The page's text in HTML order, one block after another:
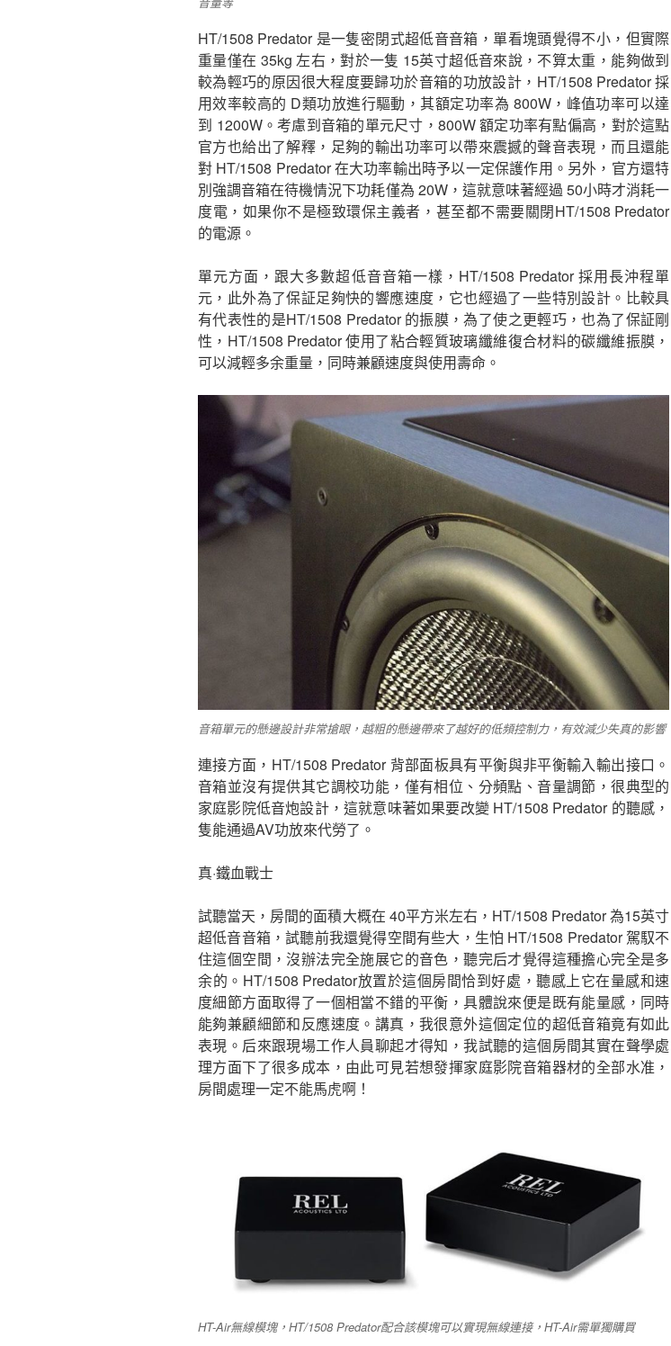
HT/1508 Predator 是一隻密閉式超低音音箱，單看塊頭覺得不小，但實際
重量僅在 35kg 左右，對於一隻 15英寸超低音來說，不算太重，能夠做到
較為輕巧的原因很大程度要歸功於音箱的功放設計，HT/1508 Predator 採
用效率較高的 D類功放進行驅動，其額定功率為 800W，峰值功率可以達
到 1200W。考慮到音箱的單元尺寸，800W 額定功率有點偏高，對於這點
官方也給出了解釋，足夠的輸出功率可以帶來震撼的聲音表現，而且還能
對 HT/1508 Predator 在大功率輸出時予以一定保護作用。另外，官方還特
別強調音箱在待機情況下功耗僅為 20W，這就意味著經過 50小時才消耗一
度電，如果你不是極致環保主義者，甚至都不需要關閉HT/1508 Predator
的電源。
單元方面，跟大多數超低音音箱一樣，HT/1508 Predator 採用長沖程單
元，此外為了保証足夠快的響應速度，它也經過了一些特別設計。比較具
有代表性的是HT/1508 Predator 的振膜，為了使之更輕巧，也為了保証剛
性，HT/1508 Predator 使用了粘合輕質玻璃纖維復合材料的碳纖維振膜，
可以減輕多余重量，同時兼顧速度與使用壽命。
音箱單元的懸邊設計非常搶眼，越粗的懸邊帶來了越好的低頻控制力，有效減少失真的影響
連接方面，HT/1508 Predator 背部面板具有平衡與非平衡輸入輸出接口。
音箱並沒有提供其它調校功能，僅有相位、分頻點、音量調節，很典型的
家庭影院低音炮設計，這就意味著如果要改變 HT/1508 Predator 的聽感，
隻能通過AV功放來代勞了。
真·鐵血戰士
試聽當天，房間的面積大概在 40平方米左右，HT/1508 Predator 為15英寸
超低音音箱，試聽前我還覺得空間有些大，生怕 HT/1508 Predator 駕馭不
住這個空間，沒辦法完全施展它的音色，聽完后才覺得這種擔心完全是多
余的。HT/1508 Predator放置於這個房間恰到好處，聽感上它在量感和速
度細節方面取得了一個相當不錯的平衡，具體說來便是既有能量感，同時
能夠兼顧細節和反應速度。講真，我很意外這個定位的超低音箱竟有如此
表現。后來跟現場工作人員聊起才得知，我試聽的這個房間其實在聲學處
理方面下了很多成本，由此可見若想發揮家庭影院音箱器材的全部水准，
房間處理一定不能馬虎啊！
HT-Air無線模塊，HT/1508 Predator配合該模塊可以實現無線連接，HT-Air需單獨購買